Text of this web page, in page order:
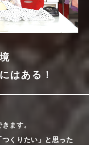
はある！
ます。
くりたい」と思った